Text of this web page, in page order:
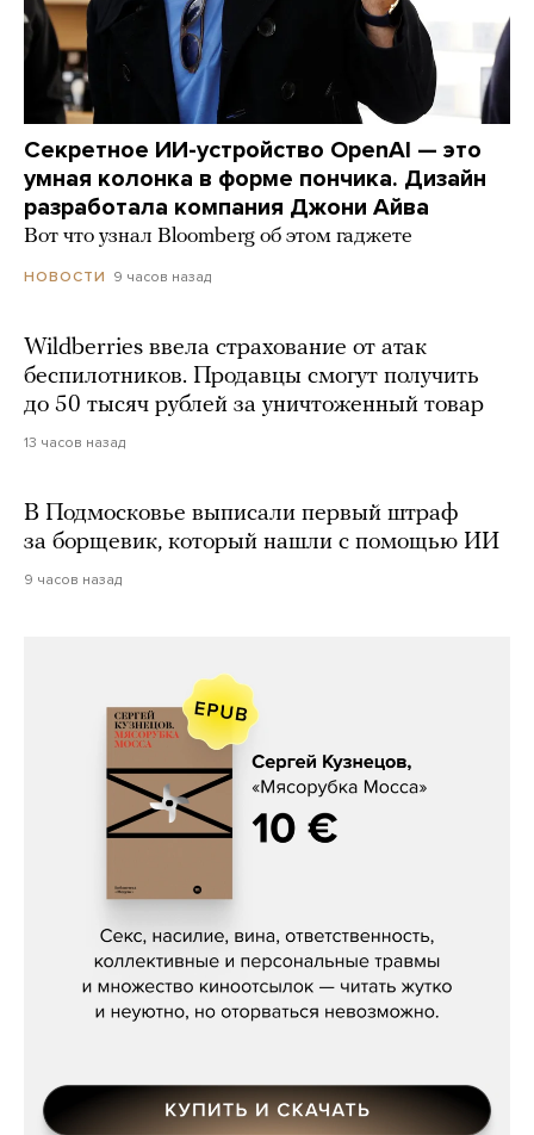
Секретное ИИ-устройство OpenAI — это
умная колонка в форме пончика. Дизайн
разработала компания Джони Айва
Вот что узнал Bloomberg об этом гаджете
НОВОСТИ 9 часов назад
Wildberries ввела страхование от атак
беспилотников. Продавцы смогут получить
до 50 тысяч рублей за уничтоженный товар
13 часов назад
В Подмосковье выписали первый штраф
за борщевик, который нашли с помощью ИИ
9 часов назад
Сергей Кузнецов, «Мясорубка